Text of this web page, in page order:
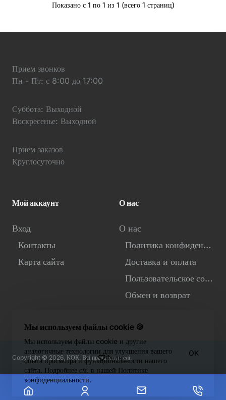
Мы используем файлы cookie 🍪
Мы используем файлы cookie и другие
аналогичные технологии для улучшения вашего
опыта просмотра и функциональности нашего
сайта. Подробнее см. в нашей Политике
конфиденциальности.
OK
Показано с 1 по 1 из 1 (всего 1 страниц)
Прием звонков
Пн - Пт: с 8:00 до 17:00
Суббота: Выходной
Воскресенье: Выходной
Прием заказов
Круглосуточно
Мой аккаунт
Вход
Контакты
Карта сайта
О нас
О нас
Политика конфиденциальности
Доставка и оплата
Пользовательское соглашение
Обмен и возврат
Copyright © 2026, КОК. Всі права захищені.
Фильтр